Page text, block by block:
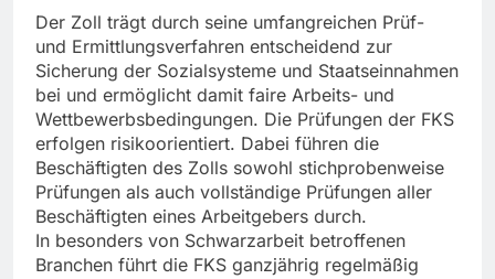
Der Zoll trägt durch seine umfangreichen Prüf-
und Ermittlungsverfahren entscheidend zur
Sicherung der Sozialsysteme und Staatseinnahmen
bei und ermöglicht damit faire Arbeits- und
Wettbewerbsbedingungen. Die Prüfungen der FKS
erfolgen risikoorientiert. Dabei führen die
Beschäftigten des Zolls sowohl stichprobenweise
Prüfungen als auch vollständige Prüfungen aller
Beschäftigten eines Arbeitgebers durch.
In besonders von Schwarzarbeit betroffenen
Branchen führt die FKS ganzjährig regelmäßig